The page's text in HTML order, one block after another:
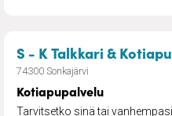
S - K Talkkari &
74300 Sonkajärvi
Kotiapupalvelu
Tarvitsetko sinä tai